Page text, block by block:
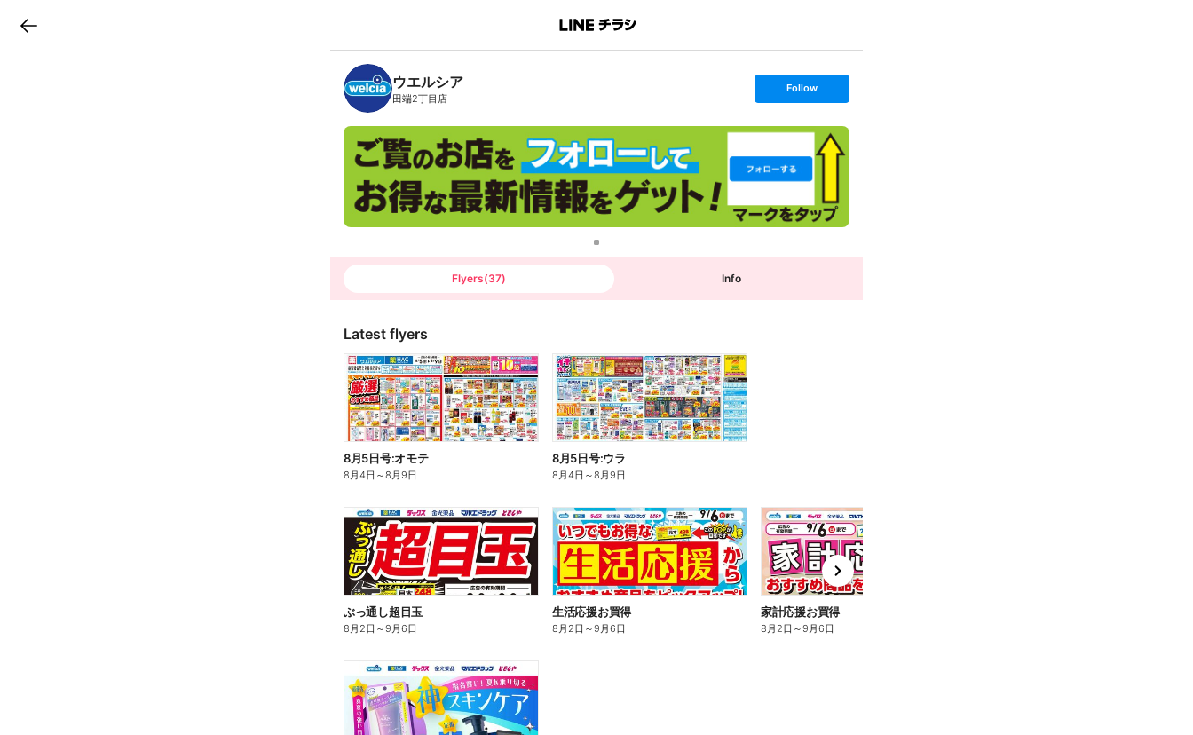
B
n
c
h
T
ウエルシア
田端2丁目店
s
t
o
l
o
w
Follow
Flyers(37) Info
Latest flyers
8月5日号:オモテ
8月4日 ～8月9日
8月5日号:ウラ
8月4日 ～8月9日
ぶっ通し超目玉
8月2日 ～9月6日
生活応援お買得
8月2日 ～9月6日
家計応援お買得
8月2日 ～9月6日
n
e
x
t